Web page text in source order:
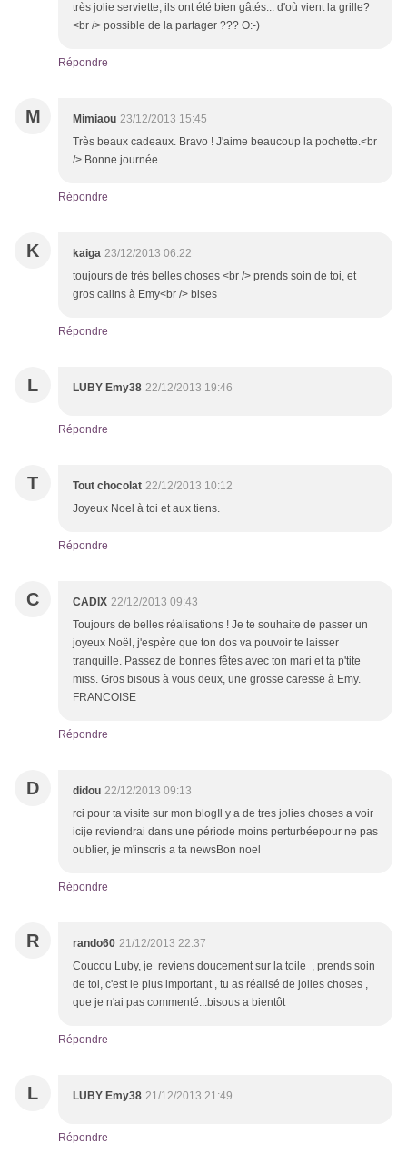
très jolie serviette, ils ont été bien gâtés... d'où vient la grille?
<br /> possible de la partager ??? O:-)
Répondre
M Mimiaou 23/12/2013 15:45
Très beaux cadeaux. Bravo ! J'aime beaucoup la pochette.<br
/> Bonne journée.
Répondre
K kaiga 23/12/2013 06:22
toujours de très belles choses <br /> prends soin de toi, et
gros calins à Emy<br /> bises
Répondre
L LUBY Emy38 22/12/2013 19:46
Répondre
T Tout chocolat 22/12/2013 10:12
Joyeux Noel à toi et aux tiens.
Répondre
C CADIX 22/12/2013 09:43
Toujours de belles réalisations ! Je te souhaite de passer un
joyeux Noël, j'espère que ton dos va pouvoir te laisser
tranquille. Passez de bonnes fêtes avec ton mari et ta p'tite
miss. Gros bisous à vous deux, une grosse caresse à Emy.
FRANCOISE
Répondre
D didou 22/12/2013 09:13
rci pour ta visite sur mon blogIl y a de tres jolies choses a voir
icije reviendrai dans une période moins perturbéepour ne pas
oublier, je m'inscris a ta newsBon noel
Répondre
R rando60 21/12/2013 22:37
Coucou Luby, je reviens doucement sur la toile , prends soin
de toi, c'est le plus important , tu as réalisé de jolies choses ,
que je n'ai pas commenté...bisous a bientôt
Répondre
L LUBY Emy38 21/12/2013 21:49
Répondre